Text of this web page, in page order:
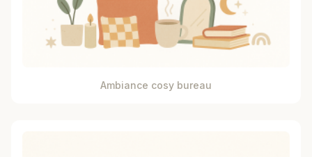
Ambiance cosy bureau